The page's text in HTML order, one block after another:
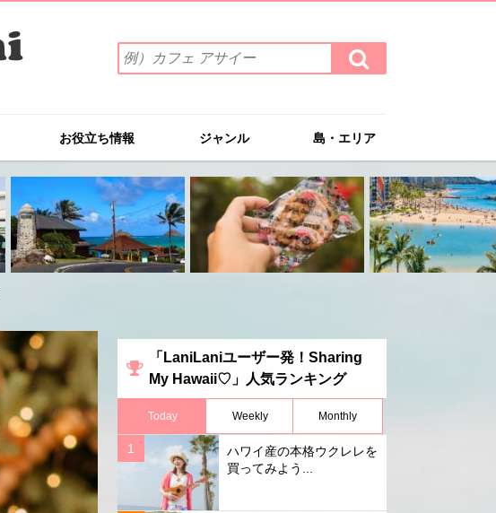
索
ワ
を
入
力
(例）
カ
フ
ェ
イ
ー
検
索
す
お役立ち情報 ジャンル 島・エリア
「LaniLaniユーザー発！Sharing
My Hawaii♡」人気ランキング
Today Weekly Monthly
ハワイ産の本格ウクレレを
買ってみよう...